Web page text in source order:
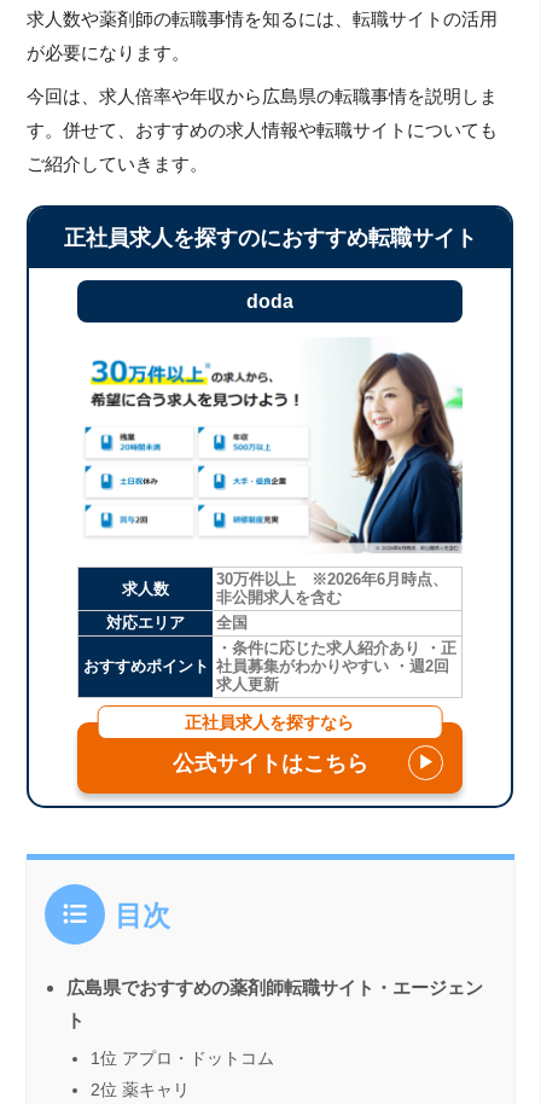
求人数や薬剤師の転職事情を知るには、転職サイトの活用
が必要になります。
今回は、求人倍率や年収から広島県の転職事情を説明しま
す。併せて、おすすめの求人情報や転職サイトについても
ご紹介していきます。
正社員求人を探すのにおすすめ転職サイト
doda
求人数
30万件以上 ※2026年6月時点、
非公開求人を含む
対応エリア
全国
おすすめポイント
・条件に応じた求人紹介あり ・正
社員募集がわかりやすい ・週2回
求人更新
正社員求人を探すなら
公式サイトはこちら ▶
目次
広島県でおすすめの薬剤師転職サイト・エージェン
ト
1位 アプロ・ドットコム
2位 薬キャリ